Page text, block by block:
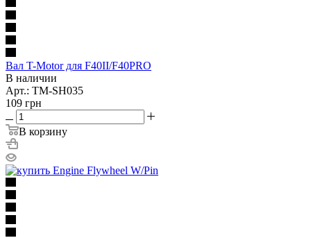
Вал T-Motor для F40II/F40PRO
В наличии
Арт.: TM-SH035
109 грн
В корзину